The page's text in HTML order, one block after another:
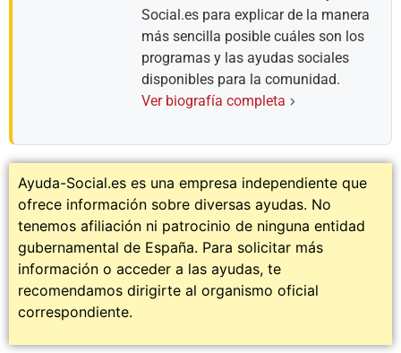
Social.es para explicar de la manera
más sencilla posible cuáles son los
programas y las ayudas sociales
disponibles para la comunidad.
Ver biografía completa
Ayuda-Social.es es una empresa independiente que
ofrece información sobre diversas ayudas. No
tenemos afiliación ni patrocinio de ninguna entidad
gubernamental de España. Para solicitar más
información o acceder a las ayudas, te
recomendamos dirigirte al organismo oficial
correspondiente.